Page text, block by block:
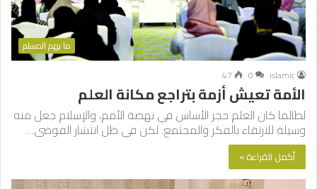
ما يهم المسلم
islamic
0
47
الأمة تعيش أزمة بتراجع مكانة العلم
لطالما كان العلم حجر الأساس في نهضة الأمم، والإسلام جعل منه
وسيلة للارتقاء بالفكر والمجتمع. لكن في ظل انتشار الفوضى…
أكمل القراءة »